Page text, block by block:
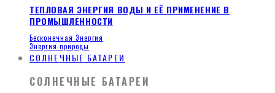
ТЕПЛОВАЯ ЭНЕРГИЯ ВОДЫ И ЕЁ ПРИМЕНЕНИЕ В
ПРОМЫШЛЕННОСТИ
Бесконечная Энергия
Энергия природы
СОЛНЕЧНЫЕ БАТАРЕИ
СОЛНЕЧНЫЕ БАТАРЕИ